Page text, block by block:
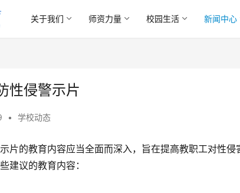
关于我们 师资力量 校园生活 新闻中心
性侵警示片
• 学校动态
片的教育内容应当全面而深入，旨在提高教职工对性
建议的教育内容：